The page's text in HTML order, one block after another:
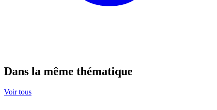
Dans la même thématique
Voir tous